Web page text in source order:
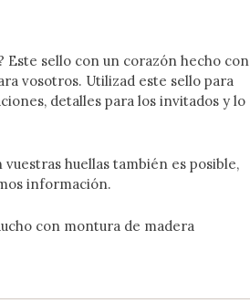
Este sello con un corazón hecho con
vosotros. Utilizad este sello para
detalles para los invitados y lo
huellas también es posible,
información.
con montura de madera